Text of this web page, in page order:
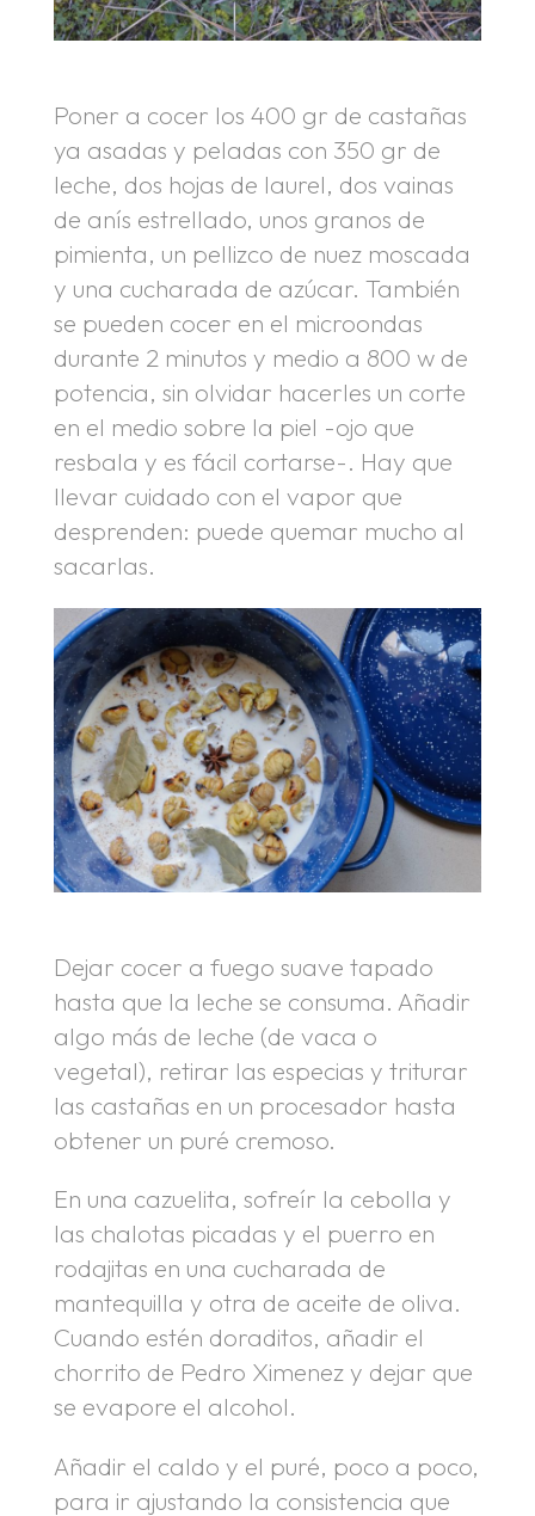
Poner a cocer los 400 gr de castañas
ya asadas y peladas con 350 gr de
leche, dos hojas de laurel, dos vainas
de anís estrellado, unos granos de
pimienta, un pellizco de nuez moscada
y una cucharada de azúcar. También
se pueden cocer en el microondas
durante 2 minutos y medio a 800 w de
potencia, sin olvidar hacerles un corte
en el medio sobre la piel -ojo que
resbala y es fácil cortarse-. Hay que
llevar cuidado con el vapor que
desprenden: puede quemar mucho al
sacarlas.
Dejar cocer a fuego suave tapado
hasta que la leche se consuma. Añadir
algo más de leche (de vaca o
vegetal), retirar las especias y triturar
las castañas en un procesador hasta
obtener un puré cremoso.
En una cazuelita, sofreír la cebolla y
las chalotas picadas y el puerro en
rodajitas en una cucharada de
mantequilla y otra de aceite de oliva.
Cuando estén doraditos, añadir el
chorrito de Pedro Ximenez y dejar que
se evapore el alcohol.
Añadir el caldo y el puré, poco a poco,
para ir ajustando la consistencia que